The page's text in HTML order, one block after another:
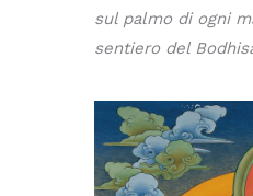
sul palmo di ogni
sentiero del